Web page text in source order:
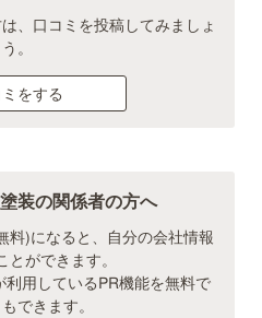
、口コミを投稿してみましょ
う。
をする
装の関係者の方へ
料)になると、自分の会社情報
とができます。
用しているPR機能を無料で
できます。